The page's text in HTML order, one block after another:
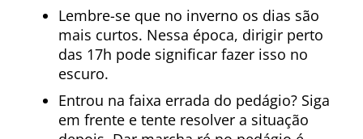
Lembre-se que no inverno os dias são
mais curtos. Nessa época, dirigir perto
das 17h pode significar fazer isso no
escuro.
Entrou na faixa errada do pedágio? Siga
em frente e tente resolver a situação